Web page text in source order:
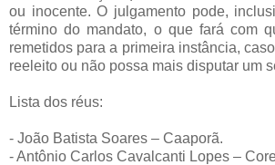
ou inocente. O julgamento pode,
término do mandato, o que fará com
remetidos para a primeira instância,
reeleito ou não possa mais disputar um
Lista dos réus:
- João Batista Soares – Caaporã.
- Antônio Carlos Cavalcanti Lopes –